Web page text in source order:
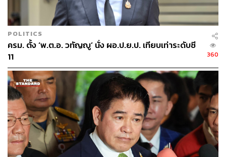
POLITICS
ครม. ตั้ง ‘พ.ต.อ. วทัญญู’ นั่ง ผอ.ป.ย.ป. เทียบเท่าระดับซี
11
360